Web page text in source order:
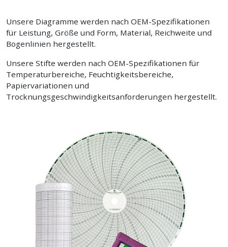
Unsere Diagramme werden nach OEM-Spezifikationen
für Leistung, Größe und Form, Material, Reichweite und
Bogenlinien hergestellt.
Unsere Stifte werden nach OEM-Spezifikationen für
Temperaturbereiche, Feuchtigkeitsbereiche,
Papiervariationen und
Trocknungsgeschwindigkeitsanforderungen hergestellt.